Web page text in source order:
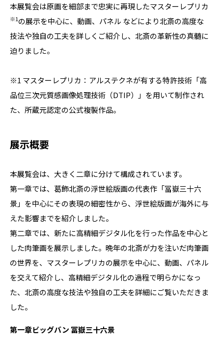
本展覧会は原画を細部まで忠実に再現したマスターレプリカ
※1の展示を中心に、動画、パネル などにより北斎の高度な
技法や独自の工夫を詳しくご紹介し、北斎の革新性の真髄に
迫りました。
※1 マスターレプリカ：アルステクネが有する特許技術「高
品位三次元質感画像処理技術（DTIP）」を用いて制作され
た、所蔵元認定の公式複製作品。
展示概要
本展覧会は、大きく二章に分けて構成されています。
第一章では、葛飾北斎の浮世絵版画の代表作「冨嶽三十六
景」を中心にその表現の細密性から、浮世絵版画が海外に与
えた影響までを紹介しました。
第二章では、新たに高精細デジタル化を行った作品を中心と
した肉筆画を展示しました。晩年の北斎が力を注いだ肉筆画
の世界を、マスターレプリカの展示を中心に、動画、パネル
を交えて紹介し、高精細デジタル化の過程で明らかになっ
た、北斎の高度な技法や独自の工夫を詳細にご覧いただきま
した。
第一章ビッグバン 冨嶽三十六景